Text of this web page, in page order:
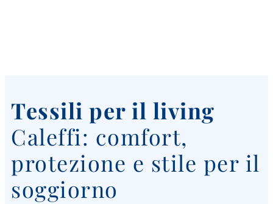
Tessili per il living
Caleffi: comfort,
protezione e stile per il
soggiorno